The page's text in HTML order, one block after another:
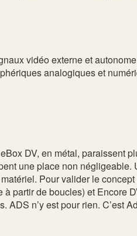
vidéo externe et
analogiques et
DV, en métal, paraissent
une place non négligeable.
Pour valider le
partir de boucles) et Encore
ADS n’y est pour rien. C’est